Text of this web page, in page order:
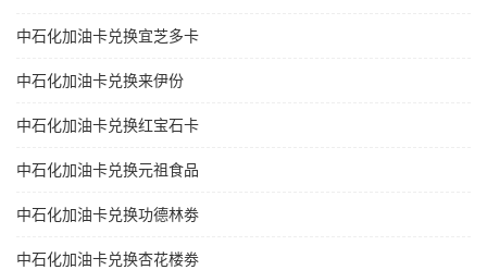
中石化加油卡兑换宜芝多卡
中石化加油卡兑换来伊份
中石化加油卡兑换红宝石卡
中石化加油卡兑换元祖食品
中石化加油卡兑换功德林劵
中石化加油卡兑换杏花楼劵